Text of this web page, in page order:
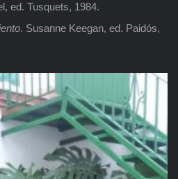
ed. Tusquets, 1984.
. Susanne Keegan, ed. Paidós,